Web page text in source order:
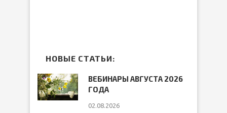
НОВЫЕ СТАТЬИ:
ВЕБИНАРЫ АВГУСТА 2026
ГОДА
02.08.2026